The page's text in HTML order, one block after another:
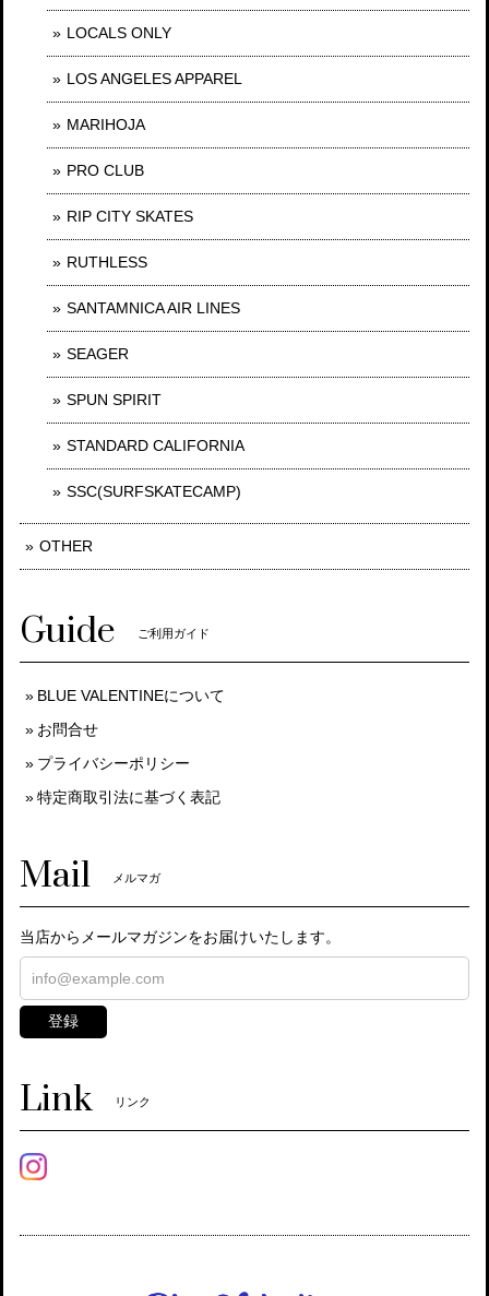
LOCALS ONLY
LOS ANGELES APPAREL
MARIHOJA
PRO CLUB
RIP CITY SKATES
RUTHLESS
SANTAMNICA AIR LINES
SEAGER
SPUN SPIRIT
STANDARD CALIFORNIA
SSC(SURFSKATECAMP)
OTHER
Guide ご利用ガイド
BLUE VALENTINEについて
お問合せ
プライバシーポリシー
特定商取引法に基づく表記
Mail メルマガ
当店からメールマガジンをお届けいたします。
登録
Link リンク